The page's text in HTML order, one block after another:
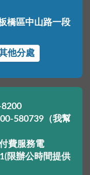
橋區中山路一段
他分處
580739（我幫
費服務電
限辦公時間提供